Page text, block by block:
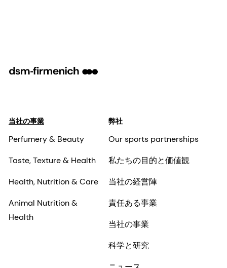
Health
当社の事業
科学と研究
ニュース
当社の拠点
ベンチャー
サプライヤー
お問い合せ